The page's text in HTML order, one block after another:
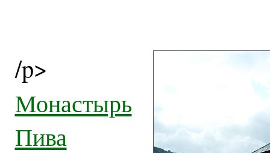
/p>
Монастырь
Пива